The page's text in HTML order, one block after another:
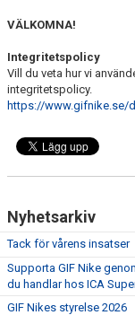
VÄLKOMNA!
Integritetspolicy
Vill du veta hur vi
integritetspolicy.
https://www.gifnike.se/
Nyhetsarkiv
Tack för vårens insatser
Supporta GIF Nike
du handlar hos ICA
GIF Nikes styrelse 2026